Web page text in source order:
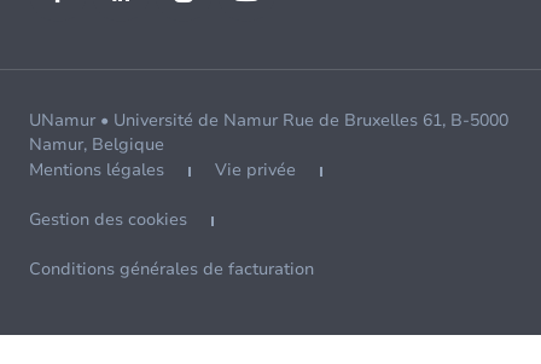
UNamur • Université de Namur Rue de Bruxelles 61, B-5000
Namur, Belgique
Mentions légales
Vie privée
Gestion des cookies
Conditions générales de facturation